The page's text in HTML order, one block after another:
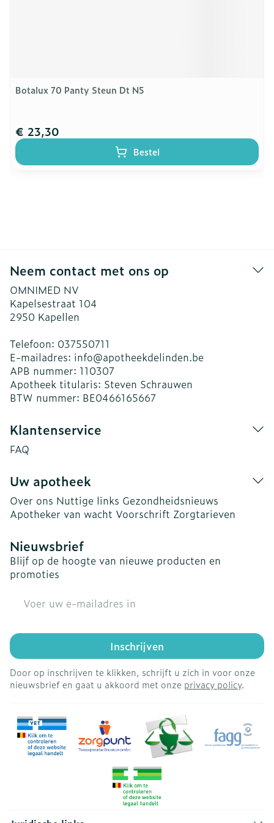
Botalux 70 Panty Steun Dt N5
€ 23,30
Bestel
Neem contact met ons op
OMNIMED NV
Kapelsestraat 104
2950 Kapellen
Telefoon: 037550711
E-mailadres: info@apotheekdelinden.be
APB nummer: 110307
Apotheek titularis: Steven Schrauwen
BTW nummer: BE0466165667
Klantenservice
FAQ
Uw apotheek
Over ons Nuttige links Gezondheidsnieuws
Apotheker van wacht Voorschrift Zorgtarieven
Nieuwsbrief
Blijf op de hoogte van nieuwe producten en
promoties
Inschrijven
Door op inschrijven te klikken, schrijft u zich in voor onze
nieuwsbrief en gaat u akkoord met onze privacy policy.